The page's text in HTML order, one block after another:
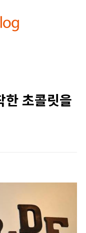
한 초콜릿을